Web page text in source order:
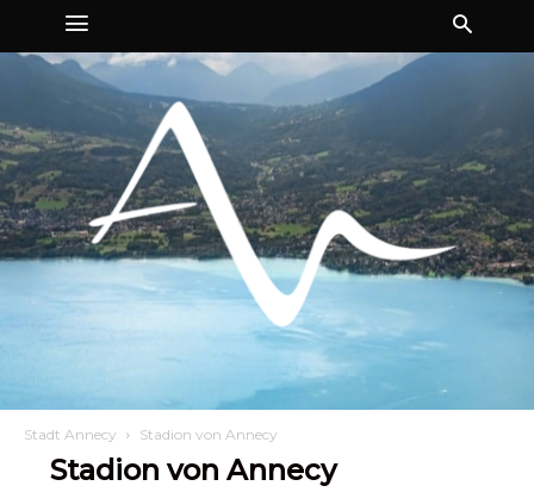
Stadt Annecy Stadion von Annecy
Stadion von Annecy